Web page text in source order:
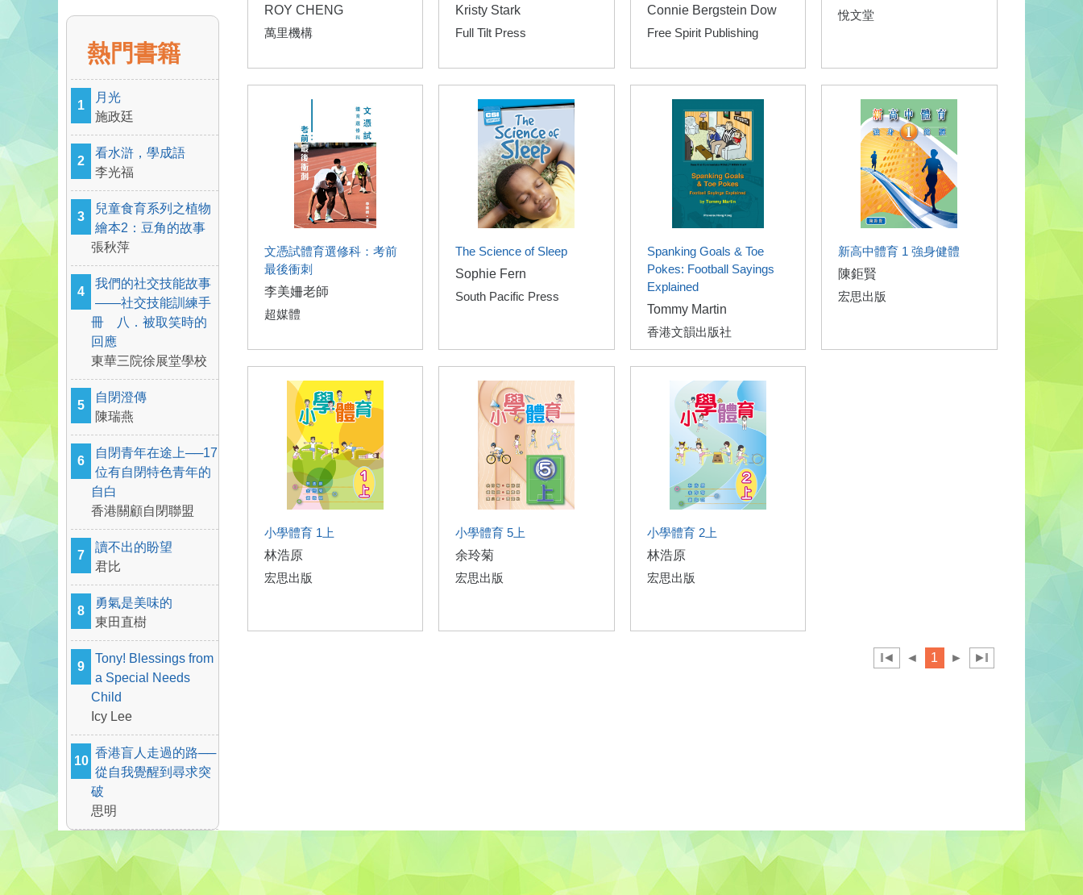
熱門書籍
1
月光
施政廷
2
看水滸，學成語
李光福
3
兒童食育系列之植物
繪本2：豆角的故事
張秋萍
4
我們的社交技能故事
——社交技能訓練手
冊 八．被取笑時的
回應
東華三院徐展堂學校
5
自閉澄傳
陳瑞燕
6
自閉青年在途上──17
位有自閉特色青年的
自白
香港關顧自閉聯盟
7
讀不出的盼望
君比
8
勇氣是美味的
東田直樹
9
Tony! Blessings from
a Special Needs
Child
Icy Lee
10
香港盲人走過的路──
從自我覺醒到尋求突
破
思明
ROY CHENG
萬里機構
Kristy Stark
Full Tilt Press
Connie Bergstein Dow
Free Spirit Publishing
悅文堂
文憑試體育選修科：考前
最後衝刺
李美姍老師
超媒體
The Science of Sleep
Sophie Fern
South Pacific Press
Spanking Goals & Toe
Pokes: Football Sayings
Explained
Tommy Martin
香港文韻出版社
新高中體育 1 強身健體
陳鉅賢
宏思出版
小學體育 1上
林浩原
宏思出版
小學體育 5上
余玲菊
宏思出版
小學體育 2上
林浩原
宏思出版
◄ ◄ 1 ► ►